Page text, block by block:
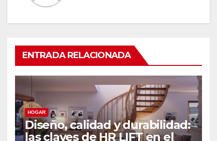
ENTRADA RELACIONADA
HOGAR
Diseño, calidad y durabilidad:
las claves de HR LIFT en el